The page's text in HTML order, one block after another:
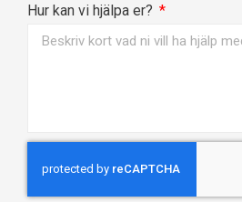
Hur kan vi hjälpa er?